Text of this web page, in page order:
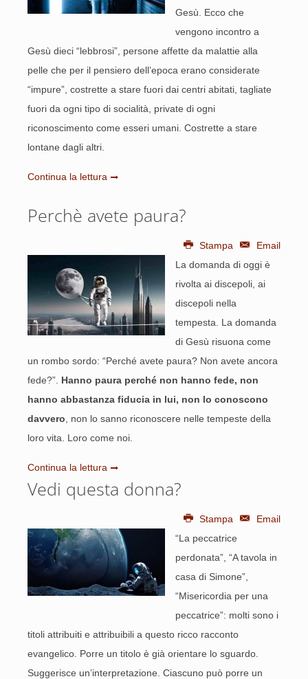
Gesù. Ecco che
vengono incontro a
Gesù dieci “lebbrosi”, persone affette da malattie alla
pelle che per il pensiero dell’epoca erano considerate
“impure”, costrette a stare fuori dai centri abitati, tagliate
fuori da ogni tipo di socialità, private di ogni
riconoscimento come esseri umani. Costrette a stare
lontane dagli altri.
Continua la lettura
Perchè avete paura?
Stampa
Email
La domanda di oggi è
rivolta ai discepoli, ai
discepoli nella
tempesta. La domanda
di Gesù risuona come
un rombo sordo: “Perché avete paura? Non avete ancora
fede?”. Hanno paura perché non hanno fede, non
hanno abbastanza fiducia in lui, non lo conoscono
davvero , non lo sanno riconoscere nelle tempeste della
loro vita. Loro come noi.
Continua la lettura
Vedi questa donna?
Stampa
Email
“La peccatrice
perdonata”, “A tavola in
casa di Simone”,
“Misericordia per una
peccatrice”: molti sono i
titoli attribuiti e attribuibili a questo ricco racconto
evangelico. Porre un titolo è già orientare lo sguardo.
Suggerisce un’interpretazione. Ciascuno può porre un